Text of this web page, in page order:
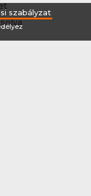
szabályzat